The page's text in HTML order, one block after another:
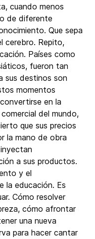
cuando menos
de diferente
Que sepa
cerebro. Repito,
Países como
fueron tan
sus destinos son
momentos
en la
del mundo,
que sus precios
la mano de obra
a sus productos.
y el
la educación. Es
Cómo resolver
cómo afrontar
una nueva
para hacer cantar